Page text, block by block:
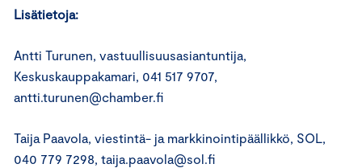
Lisätietoja:
Antti Turunen, vastuullisuusasiantuntija,
Keskuskauppakamari, 041 517 9707,
antti.turunen@chamber.fi
Taija Paavola, viestintä- ja markkinointipäällikkö, SOL,
040 779 7298, taija.paavola@sol.fi